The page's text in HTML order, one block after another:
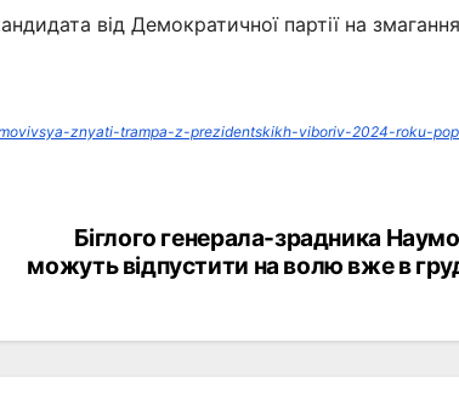
від Демократичної партії на
znyati-trampa-z-prezidentskikh-viboriv-2024-roku-
Біглого генерала-зрадника
можуть відпустити на волю вже в